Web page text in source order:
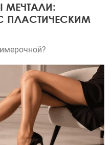
МЕЧТАЛИ:
ПЛАСТИЧЕСКИМ